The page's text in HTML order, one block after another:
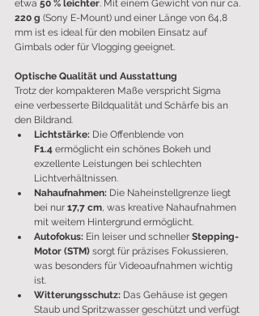
etwa 50 % leichter . Mit einem Gewicht von nur ca.
220 g (Sony E-Mount) und einer Länge von 64,8
mm ist es ideal für den mobilen Einsatz auf
Gimbals oder für Vlogging geeignet.
Optische Qualität und Ausstattung
Trotz der kompakteren Maße verspricht Sigma
eine verbesserte Bildqualität und Schärfe bis an
den Bildrand.
Lichtstärke: Die Offenblende von
F1.4 ermöglicht ein schönes Bokeh und
exzellente Leistungen bei schlechten
Lichtverhältnissen.
Nahaufnahmen: Die Naheinstellgrenze liegt
bei nur 17,7 cm , was kreative Nahaufnahmen
mit weitem Hintergrund ermöglicht.
Autofokus: Ein leiser und schneller Stepping-
Motor (STM) sorgt für präzises Fokussieren,
was besonders für Videoaufnahmen wichtig
ist.
Witterungsschutz: Das Gehäuse ist gegen
Staub und Spritzwasser geschützt und verfügt